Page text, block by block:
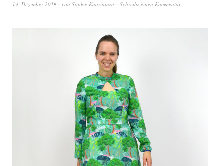
19. Dezember 2019 von Sophie Kääriäinen Schreibe einen Kommentar